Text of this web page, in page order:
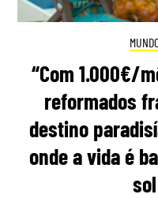
“Com 1.000€/
reformados
destino
onde a vida é